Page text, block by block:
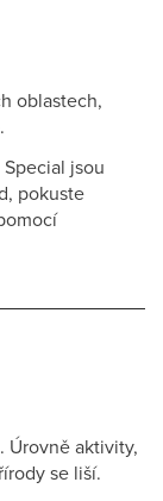
oblastech,
jsou
pokuste
Úrovně aktivity,
se liší.